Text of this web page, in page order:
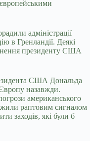
адміністрації
в Гренландії. Деякі
президенту США
США Дональда
назавжди.
американського
раптовим сигналом
заходів, які були б